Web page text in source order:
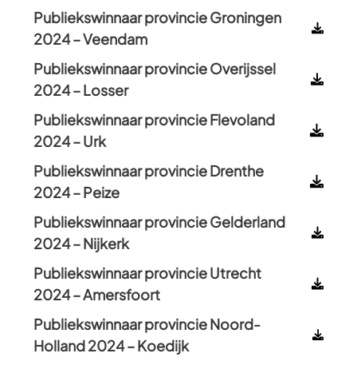
Publiekswinnaar provincie Groningen
2024 – Veendam
Publiekswinnaar provincie Overijssel
2024 – Losser
Publiekswinnaar provincie Flevoland
2024 – Urk
Publiekswinnaar provincie Drenthe
2024 – Peize
Publiekswinnaar provincie Gelderland
2024 – Nijkerk
Publiekswinnaar provincie Utrecht
2024 – Amersfoort
Publiekswinnaar provincie Noord-
Holland 2024 – Koedijk